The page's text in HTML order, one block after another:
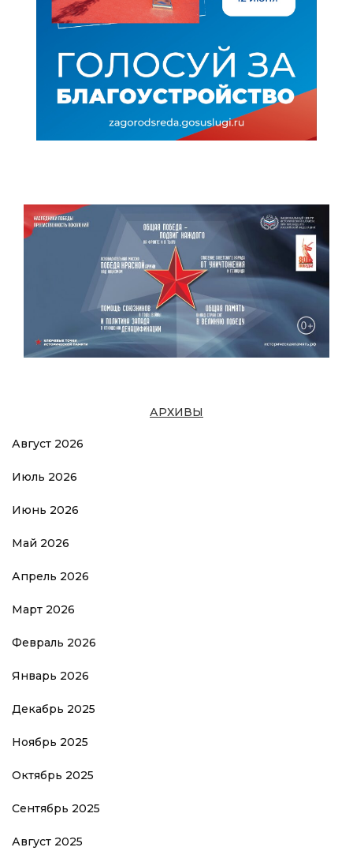
АРХИВЫ
Август 2026
Июль 2026
Июнь 2026
Май 2026
Апрель 2026
Март 2026
Февраль 2026
Январь 2026
Декабрь 2025
Ноябрь 2025
Октябрь 2025
Сентябрь 2025
Август 2025